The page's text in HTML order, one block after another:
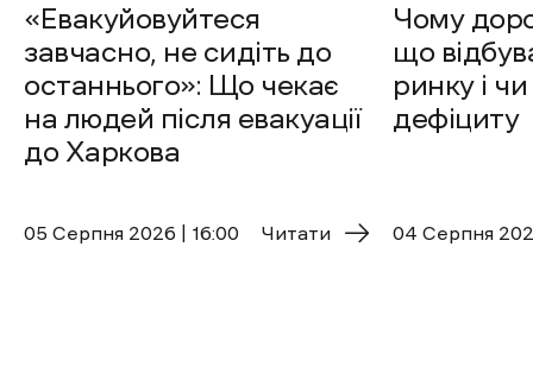
«Евакуйовуйтеся
завчасно, не сидіть до
останнього»: Що чекає
на людей після евакуації
до Харкова
05 Cерпня 2026 | 16:00 Читати
Чому
що
ринку і
дефіциту
04 Cерпня